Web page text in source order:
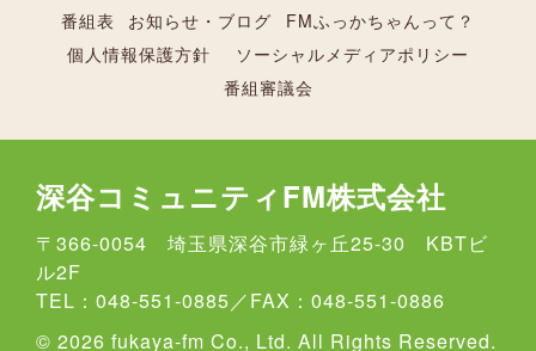
番組表 お知らせ・ブログ
FMふっかちゃんって？
個人情報保護方針
ソーシャルメディアポリシー
番組審議会
深谷コミュニティFM株式会社
〒366-0054 埼玉県深谷市緑ヶ丘25-30 KBTビ
ル2F
TEL：048-551-0885／FAX：048-551-0886
© 2026 fukaya-fm Co., Ltd. All Rights Reserved.